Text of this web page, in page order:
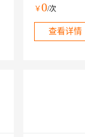
￥0/次
查看详情